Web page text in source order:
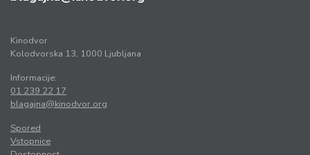
Kinodvor
Kolodvorska 13, 1000 Ljubljana
Informacije:
01 239 22 17
blagajna@kinodvor.org
Spored
Vstopnice